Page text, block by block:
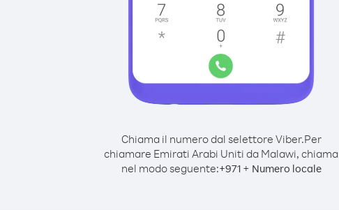
Chiama il numero dal selettore Viber.Per
chiamare Emirati Arabi Uniti da Malawi, chiama
nel modo seguente:+971+ Numero locale